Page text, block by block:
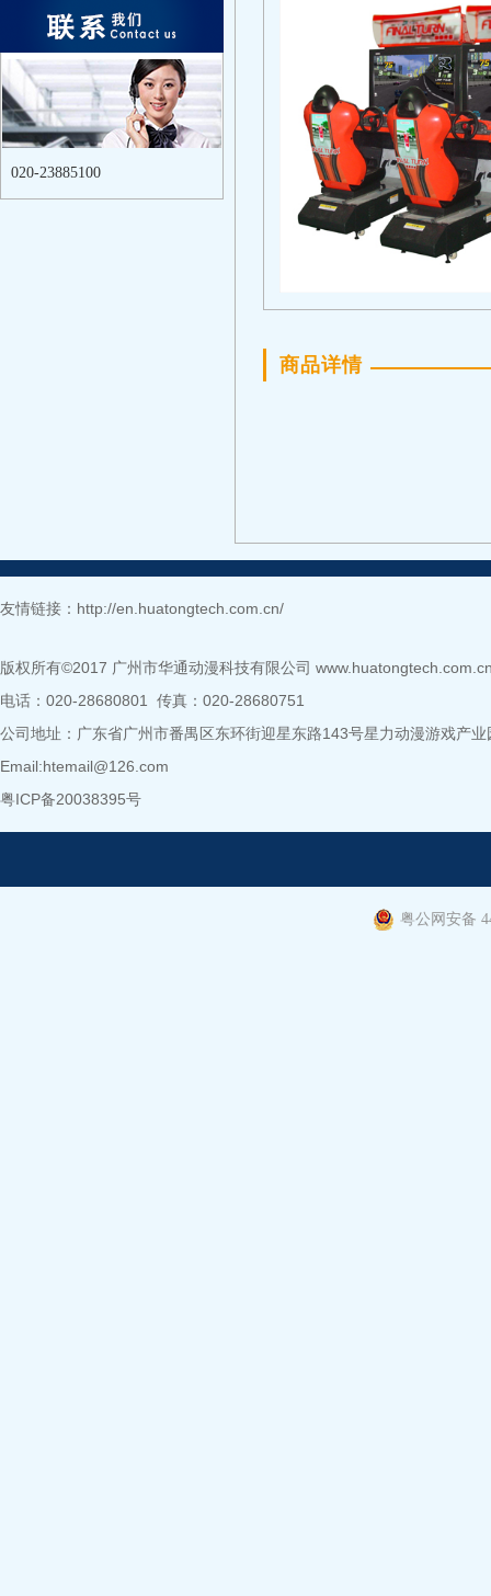
020-23885100
商品详情
友情链接： http://en.huatongtech.com.cn/
版权所有©2017 广州市华通动漫科技有限公司
电话：020-28680801 传真：020-28680751
公司地址：广东省广州市番禺区东环街迎星东路143号星力动漫游戏
Email:htemail@126.com
粤ICP备20038395号
粤公网安备